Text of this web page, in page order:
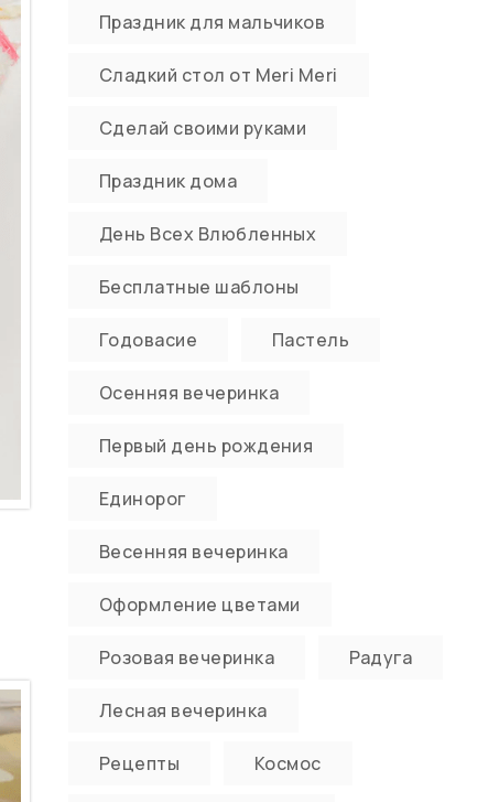
Праздник для мальчиков
Сладкий стол от Meri Meri
Сделай своими руками
Праздник дома
День Всех Влюбленных
Бесплатные шаблоны
Годовасие Пастель
Осенняя вечеринка
Первый день рождения
Единорог
Весенняя вечеринка
Оформление цветами
Розовая вечеринка Радуга
Лесная вечеринка
Рецепты Космос